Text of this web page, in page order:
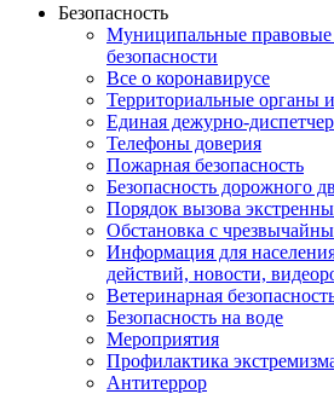
Безопасность
Муниципальные правовые
безопасности
Все о коронавирусе
Территориальные органы и
Единая дежурно-
Телефоны доверия
Пожарная безопасность
Безопасность дорожного
Порядок вызова
Обстановка с
Информация для
действий, новости,
Ветеринарная
Безопасность на воде
Мероприятия
Профилактика
Антитеррор